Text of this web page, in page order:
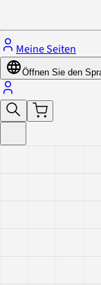
Meine Seiten
Öffnen Sie den